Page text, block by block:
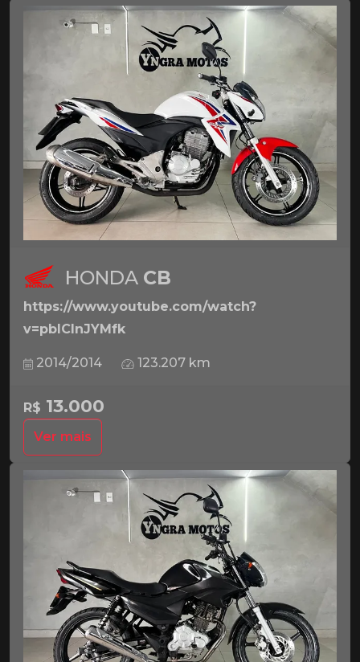
HONDA CB
https://www.youtube.com/watch?
v=pbICInJYMfk
2014/2014 123.207 km
R$ 13.000
Ver mais